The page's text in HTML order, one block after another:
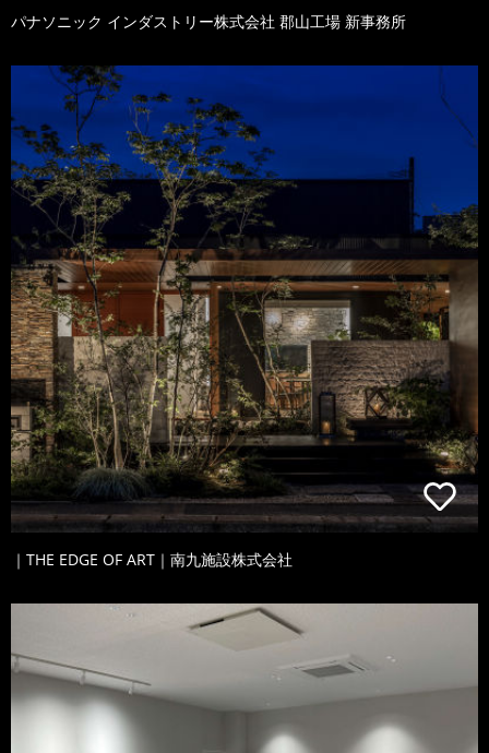
パナソニック インダストリー株式会社 郡山工場 新事務所
｜THE EDGE OF ART｜南九施設株式会社